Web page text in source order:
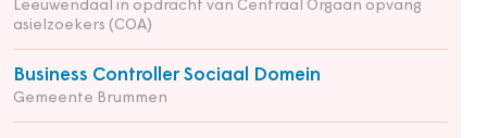
Leeuwendaal in opdracht van Centraal Orgaan opvang
asielzoekers (COA)
Business Controller Sociaal Domein
Gemeente Brummen